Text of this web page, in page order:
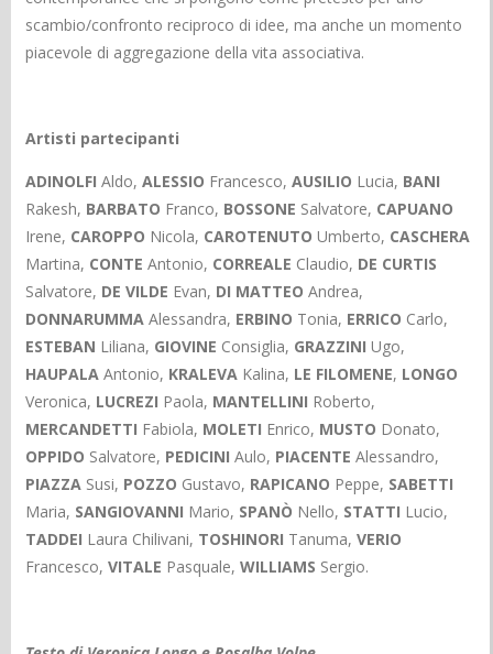
scambio/confronto reciproco di idee, ma anche un momento
piacevole di aggregazione della vita associativa.
Artisti partecipanti
ADINOLFI Aldo,ALESSIO Francesco,AUSILIO Lucia, BANI
Rakesh, BARBATO Franco, BOSSONE Salvatore, CAPUANO
Irene, CAROPPO Nicola, CAROTENUTO Umberto, CASCHERA
Martina, CONTE Antonio, CORREALE Claudio, DE CURTIS
Salvatore, DE VILDE Evan, DI MATTEOAndrea,
DONNARUMMA Alessandra, ERBINO Tonia, ERRICO Carlo,
ESTEBAN Liliana, GIOVINE Consiglia, GRAZZINI Ugo,
HAUPALA Antonio, KRALEVA Kalina, LE FILOMENE, LONGO
Veronica, LUCREZI Paola, MANTELLINI Roberto,
MERCANDETTI Fabiola, MOLETI Enrico, MUSTO Donato,
OPPIDO Salvatore, PEDICINI Aulo, PIACENTE Alessandro,
PIAZZA Susi, POZZO Gustavo, RAPICANO Peppe, SABETTI
Maria, SANGIOVANNI Mario, SPANÒ Nello, STATTI Lucio,
TADDEI Laura Chilivani, TOSHINORI Tanuma,VERIO
Francesco,VITALE Pasquale, WILLIAMS Sergio.